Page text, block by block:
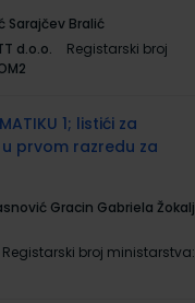
Sarajčev Bralić
d.o.o.
Registarski broj
1; listići za
prvom razredu za
Gracin Gabriela Žokalj
Registarski broj ministarstva: